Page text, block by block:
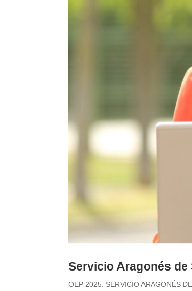
Servicio Aragonés de
OEP 2025. SERVICIO ARAGONÉS